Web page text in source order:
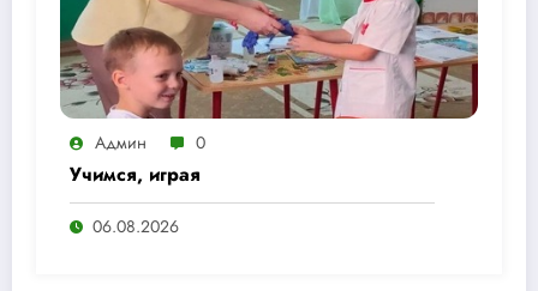
Админ 0
Учимся, играя
06.08.2026